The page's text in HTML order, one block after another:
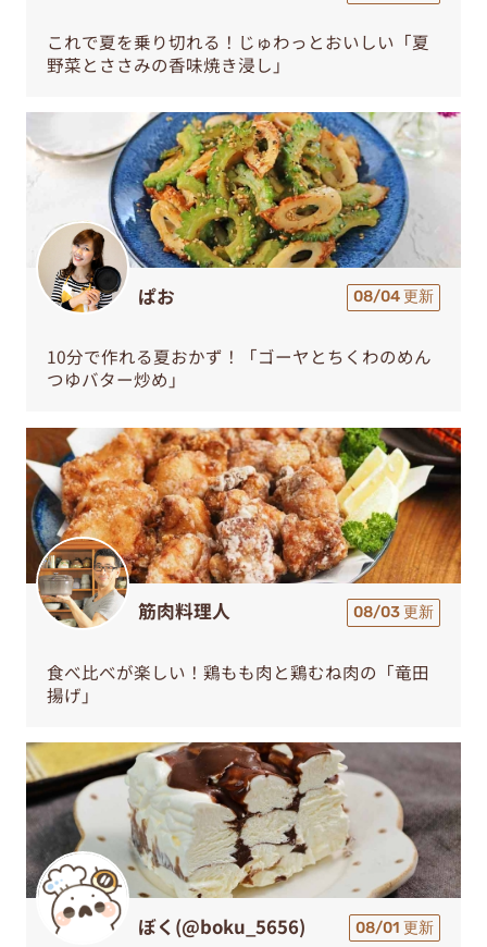
これで夏を乗り切れる！じゅわっとおいしい「夏
野菜とささみの香味焼き浸し」
ぱお 08/04 更新
10分で作れる夏おかず！「ゴーヤとちくわのめん
つゆバター炒め」
筋肉料理人 08/03 更新
食べ比べが楽しい！鶏もも肉と鶏むね肉の「竜田
揚げ」
ぼく(@boku_5656) 08/01 更新